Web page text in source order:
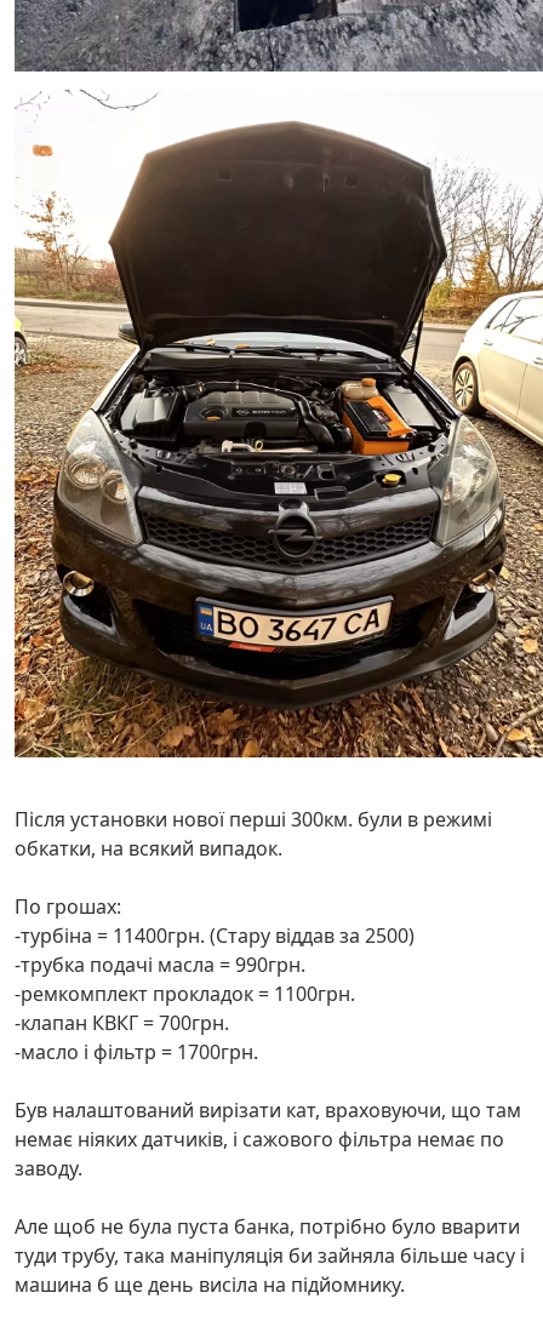
Після установки нової перші 300км. були в режимі
обкатки, на всякий випадок.
По грошах:
-турбіна = 11400грн. (Стару віддав за 2500)
-трубка подачі масла = 990грн.
-ремкомплект прокладок = 1100грн.
-клапан КВКГ = 700грн.
-масло і фільтр = 1700грн.
Був налаштований вирізати кат, враховуючи, що там
немає ніяких датчиків, і сажового фільтра немає по
заводу.
Але щоб не була пуста банка, потрібно було вварити
туди трубу, така маніпуляція би зайняла більше часу і
машина б ще день висіла на підйомнику.